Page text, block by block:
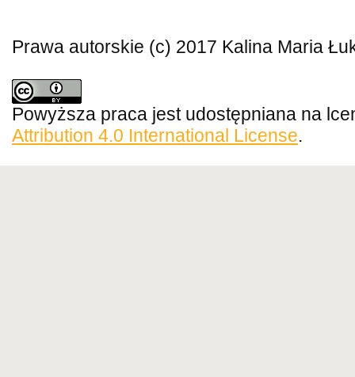
Prawa autorskie (c) 2017 Kalina Maria
Powyższa praca jest udostępniana na
Attribution 4.0 International License.